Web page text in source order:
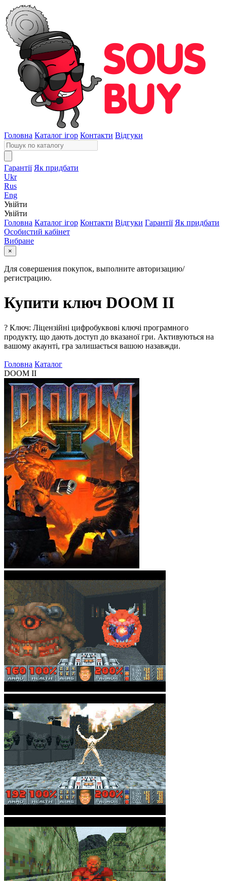
Головна Каталог ігор Контакти Відгуки
Гарантії Як придбати
Ukr
Rus
Eng
Увійти
Увійти
Головна Каталог ігор Контакти Відгуки Гарантії Як придбати
Особистий кабінет
Вибране
×
Для совершения покупок, выполните авторизацию/
регистрацию.
Купити ключ DOOM II
? Ключ: Ліцензійні цифробуквові ключі програмного
продукту, що дають доступ до вказаної гри. Активуються на
вашому акаунті, гра залишається вашою назавжди.
Головна Каталог
DOOM II